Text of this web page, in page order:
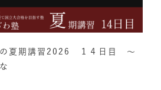
夏期講習2026 １４日目 ～